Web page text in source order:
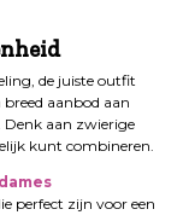
de juiste outfit
breed aanbod aan
Denk aan zwierige
kunt combineren.
dames
perfect zijn voor een